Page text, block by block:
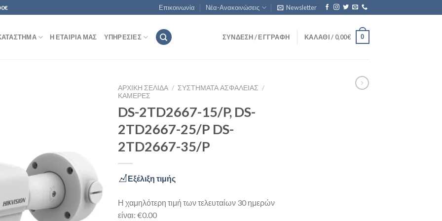
Επικοινωνία Νέα-Ανακοινώσεις Newsletter
Η ΕΤΑΙΡΊΑ ΜΑΣ ΥΠΗΡΕΣΊΕΣ ΣΎΝΔΕΣΗ / ΕΓΓΡΑΦΉ ΚΑΛΆΘΙ / 0,00€ 0
ΑΡΧΙΚΉ ΣΕΛΊΔΑ / ΣΥΣΤΉΜΑΤΑ ΑΣΦΑΛΕΊΑΣ /
ΚΆΜΕΡΕΣ
DS-2TD2667-15/P, DS-
2TD2667-25/P DS-
2TD2667-35/P
Εξέλιξη τιμής
Η χαμηλότερη τιμή των τελευταίων 30 ημερών
είναι: €0.00